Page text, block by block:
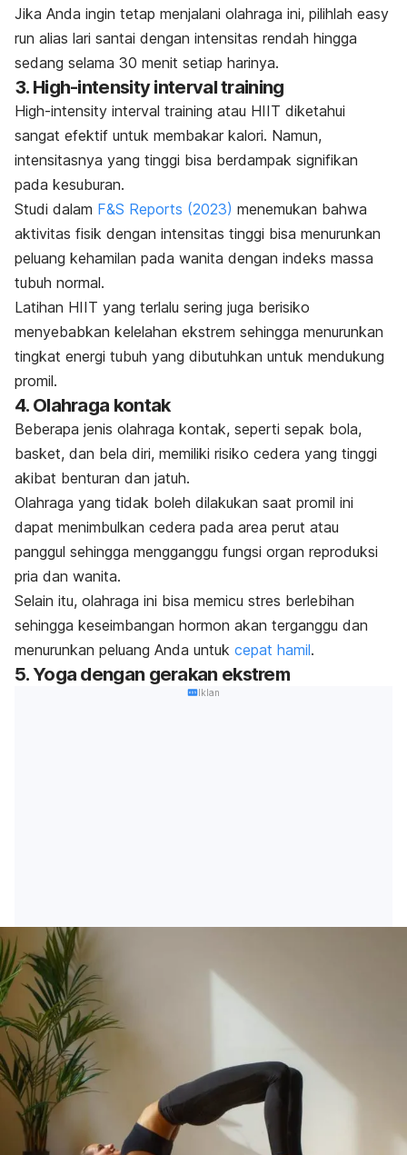
Jika Anda ingin tetap menjalani olahraga ini, pilihlah easy
run alias lari santai dengan intensitas rendah hingga
sedang selama 30 menit setiap harinya.
3. High-intensity interval training
High-intensity interval training atau HIIT diketahui
sangat efektif untuk membakar kalori. Namun,
intensitasnya yang tinggi bisa berdampak signifikan
pada kesuburan.
Studi dalam F&S Reports (2023) menemukan bahwa
aktivitas fisik dengan intensitas tinggi bisa menurunkan
peluang kehamilan pada wanita dengan indeks massa
tubuh normal.
Latihan HIIT yang terlalu sering juga berisiko
menyebabkan kelelahan ekstrem sehingga menurunkan
tingkat energi tubuh yang dibutuhkan untuk mendukung
promil.
4. Olahraga kontak
Beberapa jenis olahraga kontak, seperti sepak bola,
basket, dan bela diri, memiliki risiko cedera yang tinggi
akibat benturan dan jatuh.
Olahraga yang tidak boleh dilakukan saat promil ini
dapat menimbulkan cedera pada area perut atau
panggul sehingga mengganggu fungsi organ reproduksi
pria dan wanita.
Selain itu, olahraga ini bisa memicu stres berlebihan
sehingga keseimbangan hormon akan terganggu dan
menurunkan peluang Anda untuk cepat hamil.
5. Yoga dengan gerakan ekstrem
Iklan